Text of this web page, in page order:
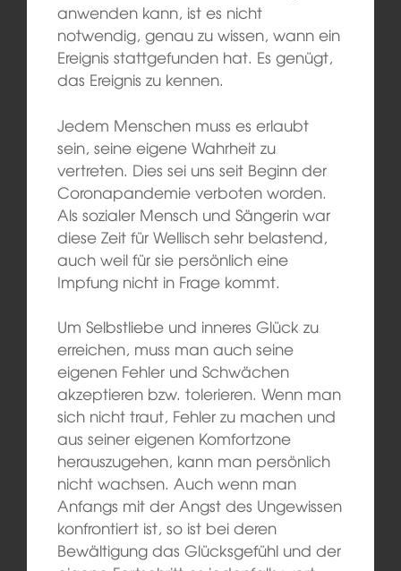
anwenden kann, ist es nicht
notwendig, genau zu wissen, wann ein
Ereignis stattgefunden hat. Es genügt,
das Ereignis zu kennen.
Jedem Menschen muss es erlaubt
sein, seine eigene Wahrheit zu
vertreten. Dies sei uns seit Beginn der
Coronapandemie verboten worden.
Als sozialer Mensch und Sängerin war
diese Zeit für Wellisch sehr belastend,
auch weil für sie persönlich eine
Impfung nicht in Frage kommt.
Um Selbstliebe und inneres Glück zu
erreichen, muss man auch seine
eigenen Fehler und Schwächen
akzeptieren bzw. tolerieren. Wenn man
sich nicht traut, Fehler zu machen und
aus seiner eigenen Komfortzone
herauszugehen, kann man persönlich
nicht wachsen. Auch wenn man
Anfangs mit der Angst des Ungewissen
konfrontiert ist, so ist bei deren
Bewältigung das Glücksgefühl und der